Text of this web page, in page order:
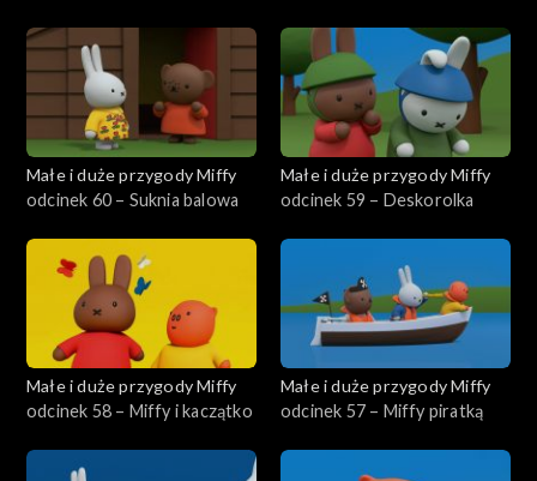
Małe i duże przygody Miffy
odcinek 60 – Suknia balowa
Małe i duże przygody Miffy
odcinek 59 – Deskorolka
Małe i duże przygody Miffy
odcinek 58 – Miffy i kaczątko
Małe i duże przygody Miffy
odcinek 57 – Miffy piratką